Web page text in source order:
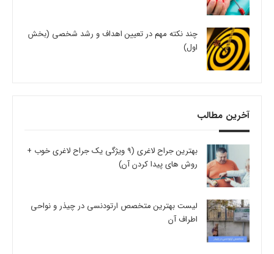
چند نکته مهم در تعیین اهداف و رشد شخصی (بخش
اول)
آخرین مطالب
بهترین جراح لاغری (9 ویژگی یک جراح لاغری خوب +
روش های پیدا کردن آن)
لیست بهترین متخصص ارتودنسی در چیذر و نواحی
اطراف آن